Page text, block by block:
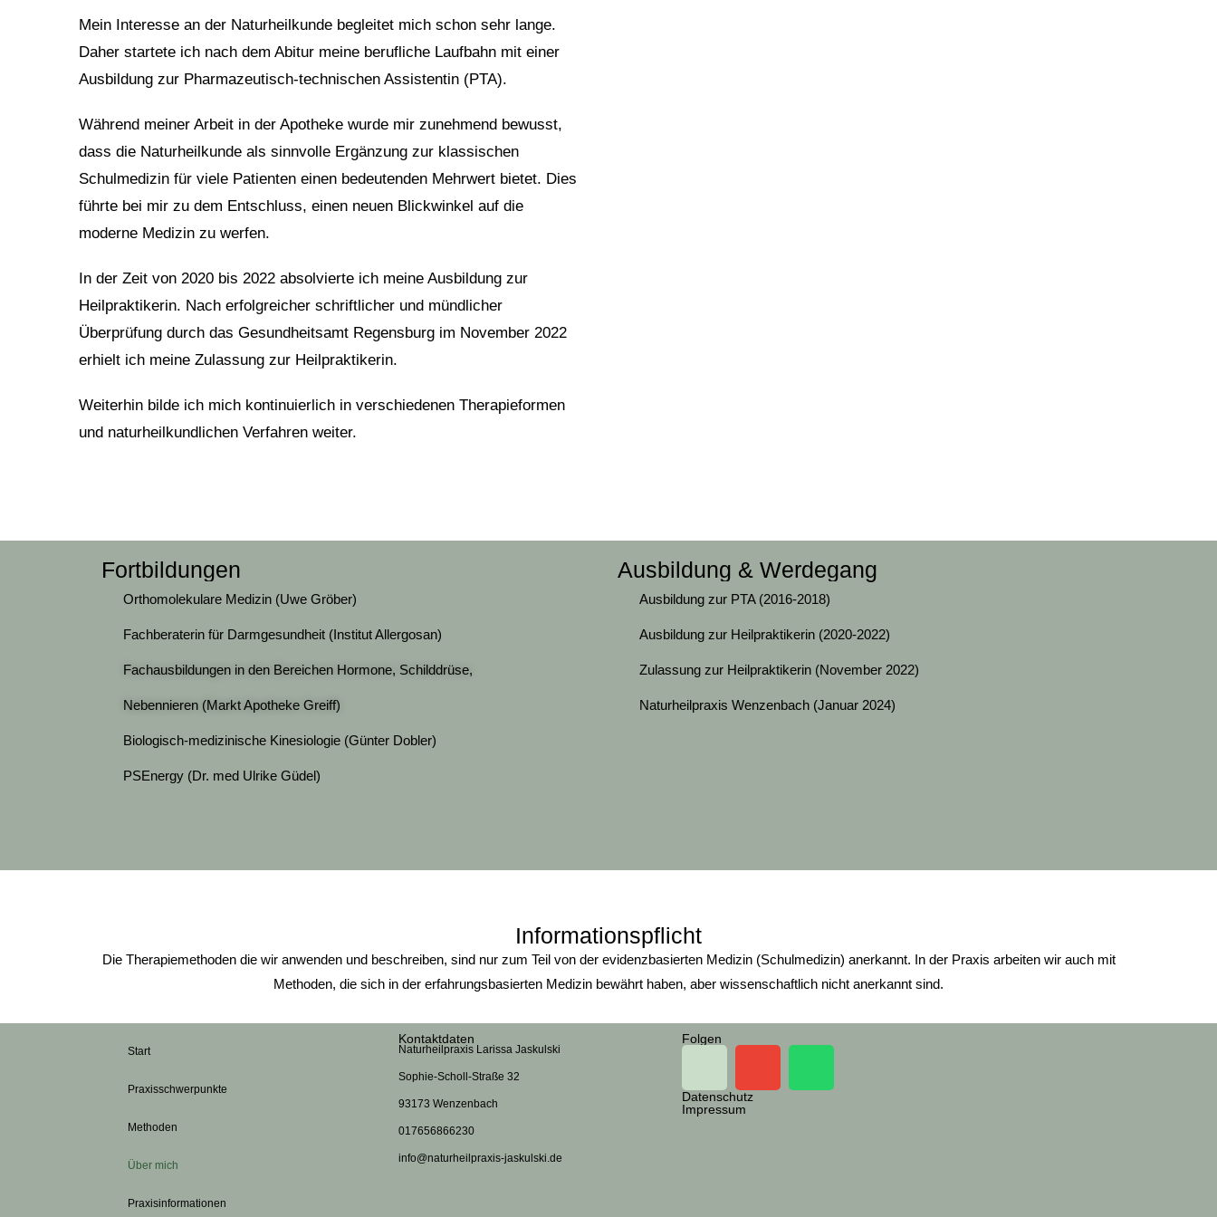
Mein Interesse an der Naturheilkunde begleitet mich schon sehr lange.
Daher startete ich nach dem Abitur meine berufliche Laufbahn mit einer
Ausbildung zur Pharmazeutisch-technischen Assistentin (PTA).
Während meiner Arbeit in der Apotheke wurde mir zunehmend bewusst,
dass die Naturheilkunde als sinnvolle Ergänzung zur klassischen
Schulmedizin für viele Patienten einen bedeutenden Mehrwert bietet. Dies
führte bei mir zu dem Entschluss, einen neuen Blickwinkel auf die
moderne Medizin zu werfen.
In der Zeit von 2020 bis 2022 absolvierte ich meine Ausbildung zur
Heilpraktikerin. Nach erfolgreicher schriftlicher und mündlicher
Überprüfung durch das Gesundheitsamt Regensburg im November 2022
erhielt ich meine Zulassung zur Heilpraktikerin.
Weiterhin bilde ich mich kontinuierlich in verschiedenen Therapieformen
und naturheilkundlichen Verfahren weiter.
Ausbildung & Werdegang
Ausbildung zur PTA (2016-2018)
Ausbildung zur Heilpraktikerin (2020-2022)
Zulassung zur Heilpraktikerin (November 2022)
Naturheilpraxis Wenzenbach (Januar 2024)
Fortbildungen
Orthomolekulare Medizin (Uwe Gröber)
Fachberaterin für Darmgesundheit (Institut Allergosan)
Fachausbildungen in den Bereichen Hormone, Schilddrüse,
Nebennieren (Markt Apotheke Greiff)
Biologisch-medizinische Kinesiologie (Günter Dobler)
PSEnergy (Dr. med Ulrike Güdel)
Informationspflicht
Die Therapiemethoden die wir anwenden und beschreiben, sind nur zum Teil von der evidenzbasierten Medizin (Schulmedizin) anerkannt. In der Praxis arbeiten wir auch mit
Methoden, die sich in der erfahrungsbasierten Medizin bewährt haben, aber wissenschaftlich nicht anerkannt sind.
Start
Praxisschwerpunkte
Methoden
Über mich
Praxisinformationen
Kontaktdaten
Naturheilpraxis Larissa Jaskulski
Sophie-Scholl-Straße 32
93173 Wenzenbach
017656866230
info@naturheilpraxis-jaskulski.de
Folgen
Datenschutz
Impressum